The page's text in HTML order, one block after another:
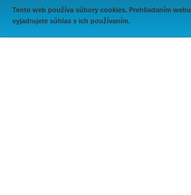
Tento web používa súbory cookies. Prehliadaním webu
vyjadrujete súhlas s ich používaním.